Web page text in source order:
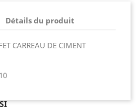
Détails du produit
CARREAU DE CIMENT